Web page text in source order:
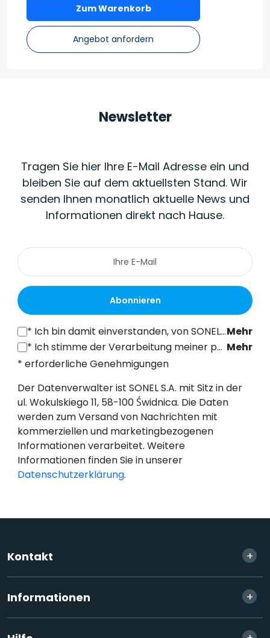
Zum Warenkorb
Angebot anfordern
Newsletter
Tragen Sie hier Ihre E-Mail Adresse ein und
bleiben Sie auf dem aktuellsten Stand. Wir
senden Ihnen monatlich aktuelle News und
Informationen direkt nach Hause.
Abonnieren
* Ich bin damit einverstanden, von SONEL S.A. mit Sitz in der ul. Wokulskiego 11, 58-100 Świdnica, kommerzielle Informationen auf elektronischem Wege (an die angegebene E-Mail-Adresse) zu Marketingzwecken gemäß Art. 398 des Gesetzes vom 12. Juli 2024 über das Recht der elektronischen Kommunikation zu erhalten. Mehr
* Ich stimme der Verarbeitung meiner personenbezogenen Daten (E-Mail-Adresse) durch SONEL S.A. mit Sitz in ul. Wokulskiego 11, 58-100 Świdnica, zum Zwecke des Versands eines Newsletters mit kommerziellen und marketingbezogenen Informationen gemäß Art. 6 Abs. 1 Buchstabe a) der Datenschutz-Grundverordnung (DSGVO).
Mehr
* erforderliche Genehmigungen
Der Datenverwalter ist SONEL S.A. mit Sitz in der
ul. Wokulskiego 11, 58-100 Świdnica. Die Daten
werden zum Versand von Nachrichten mit
kommerziellen und marketingbezogenen
Informationen verarbeitet. Weitere
Informationen finden Sie in unserer
Datenschutzerklärung.
Kontakt +
Informationen +